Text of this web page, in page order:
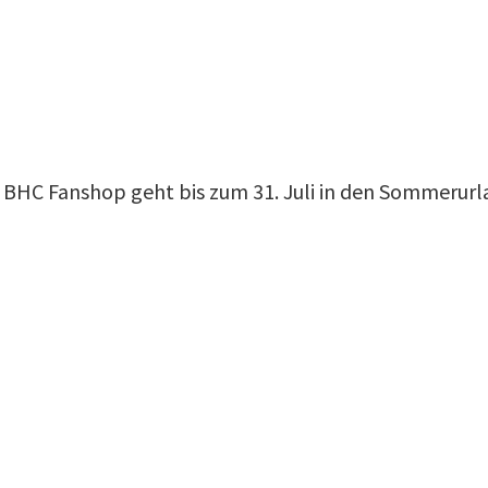
Fanshop geht bis zum 31. Juli in den